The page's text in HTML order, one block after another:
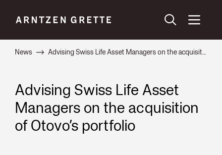
News Advising Swiss Life Asset Managers on the acquisition of Otovo’s portfolio
Advising Swiss Life Asset
Managers on the acquisition
of Otovo’s portfolio